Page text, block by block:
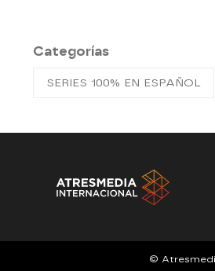
Categorías
SERIES 100% EN ESPAÑOL
©